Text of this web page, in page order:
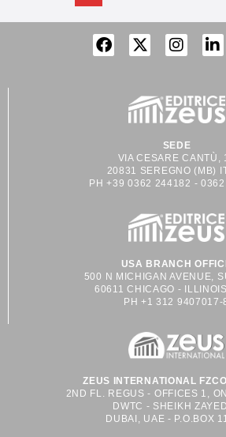
SEDE
VIA CESARE CANTÙ,
20831 SEREGNO (MB)
PH +39 0362 244182 -
USA BRANCH
500 N MICHIGAN AVENUE,
60611 CHICAGO -
PH +1 312 9407017-
ZEUS INTERNATIONAL
2ND FL. REGUS - OFFICES 1,
DWTC - SHEIKH
DUBAI, UAE - P.O.BOX